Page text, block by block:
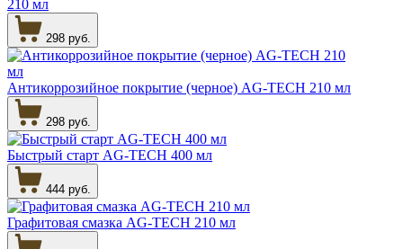
210 мл
298 руб.
Антикоррозийное покрытие (черное) AG-TECH 210 мл
298 руб.
Быстрый старт AG-TECH 400 мл
444 руб.
Графитовая смазка AG-TECH 210 мл